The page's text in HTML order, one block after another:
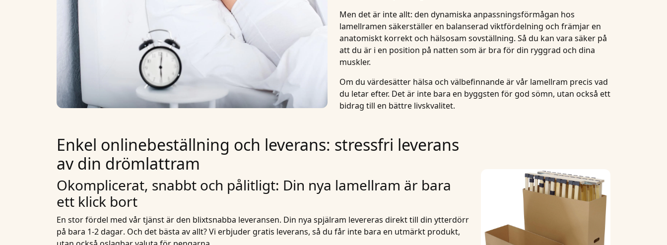
Men det är inte allt: den dynamiska anpassningsförmågan hos
lamellramen säkerställer en balanserad viktfördelning och främjar en
anatomiskt korrekt och hälsosam sovställning. Så du kan vara säker på
att du är i en position på natten som är bra för din ryggrad och dina
muskler.
Om du värdesätter hälsa och välbefinnande är vår lamellram precis vad
du letar efter. Det är inte bara en byggsten för god sömn, utan också ett
bidrag till en bättre livskvalitet.
Enkel onlinebeställning och leverans: stressfri leverans
av din drömlattram
Okomplicerat, snabbt och pålitligt: Din nya lamellram är bara
ett klick bort
En stor fördel med vår tjänst är den blixtsnabba leveransen. Din nya spjälram levereras direkt till din ytterdörr
på bara 1-2 dagar. Och det bästa av allt? Vi erbjuder gratis leverans, så du får inte bara en utmärkt produkt,